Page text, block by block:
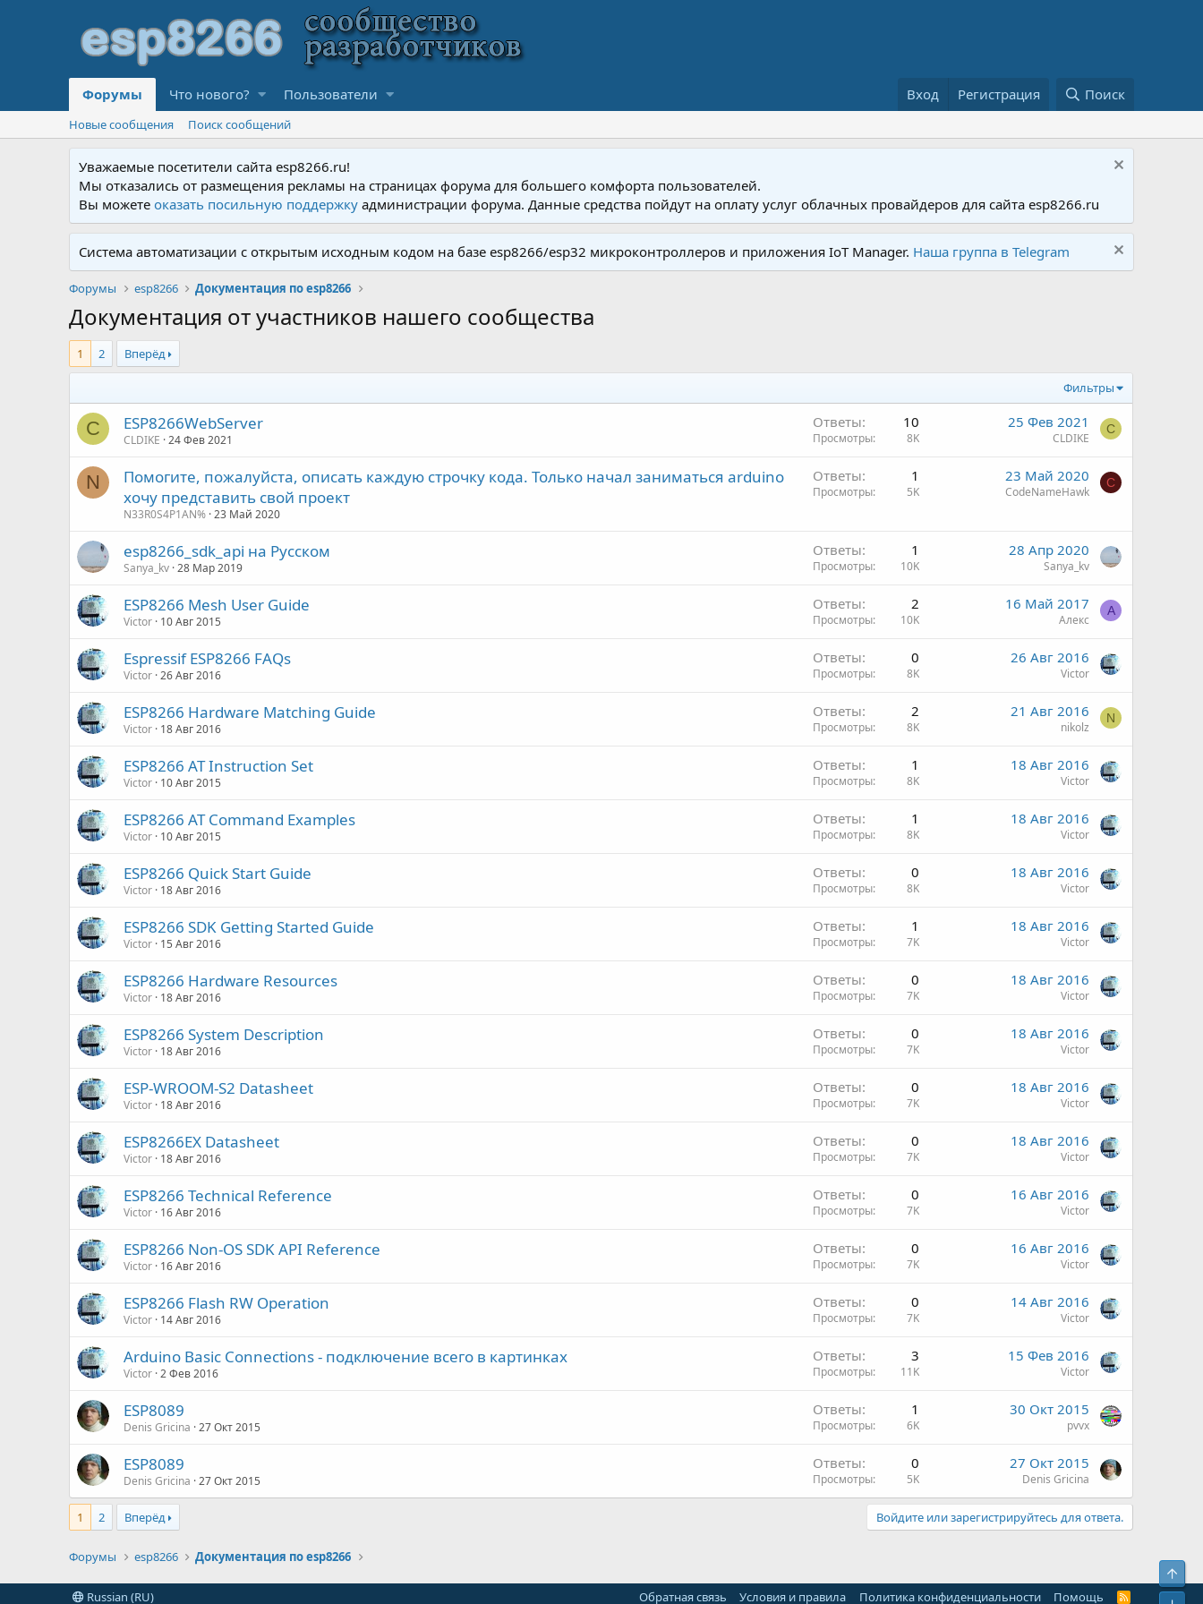
Форумы Что нового? Пользователи Вход Регистрация Поиск
Новые сообщения Поиск сообщений
Уважаемые посетители сайта esp8266.ru!
Мы отказались от размещения рекламы на страницах форума для большего комфорта пользователей.
Вы можетеоказать посильную поддержку администрации форума. Данные средства пойдут на оплату услуг облачных провайдеров для сайта esp8266.ru
Система автоматизации с открытым исходным кодом на базе esp8266/esp32 микроконтроллеров и приложения IoT Manager. Наша группа в Telegram
Форумы esp8266 Документация по esp8266
Документация от участников нашего сообщества
1 2 Вперёд
Фильтры
C ESP8266WebServer
CLDIKE 24 Фев 2021
Ответы 10
Просмотры 8K
25 Фев 2021
CLDIKE
C
N
Помогите, пожалуйста, описать каждую строчку кода. Только начал заниматься arduino
хочу представить свой проект
N33R0S4P1AN% 23 Май 2020
Ответы 1
Просмотры 5K
23 Май 2020
CodeNameHawk
C
esp8266_sdk_api на Русском
Sanya_kv 28 Мар 2019
Ответы 1
Просмотры 10K
28 Апр 2020
Sanya_kv
ESP8266 Mesh User Guide
Victor 10 Авг 2015
Ответы 2
Просмотры 10K
16 Май 2017
Алекс
А
Espressif ESP8266 FAQs
Victor 26 Авг 2016
Ответы 0
Просмотры 8K
26 Авг 2016
Victor
ESP8266 Hardware Matching Guide
Victor 18 Авг 2016
Ответы 2
Просмотры 8K
21 Авг 2016
nikolz
N
ESP8266 AT Instruction Set
Victor 10 Авг 2015
Ответы 1
Просмотры 8K
18 Авг 2016
Victor
ESP8266 AT Command Examples
Victor 10 Авг 2015
Ответы 1
Просмотры 8K
18 Авг 2016
Victor
ESP8266 Quick Start Guide
Victor 18 Авг 2016
Ответы 0
Просмотры 8K
18 Авг 2016
Victor
ESP8266 SDK Getting Started Guide
Victor 15 Авг 2016
Ответы 1
Просмотры 7K
18 Авг 2016
Victor
ESP8266 Hardware Resources
Victor 18 Авг 2016
Ответы 0
Просмотры 7K
18 Авг 2016
Victor
ESP8266 System Description
Victor 18 Авг 2016
Ответы 0
Просмотры 7K
18 Авг 2016
Victor
ESP-WROOM-S2 Datasheet
Victor 18 Авг 2016
Ответы 0
Просмотры 7K
18 Авг 2016
Victor
ESP8266EX Datasheet
Victor 18 Авг 2016
Ответы 0
Просмотры 7K
18 Авг 2016
Victor
ESP8266 Technical Reference
Victor 16 Авг 2016
Ответы 0
Просмотры 7K
16 Авг 2016
Victor
ESP8266 Non-OS SDK API Reference
Victor 16 Авг 2016
Ответы 0
Просмотры 7K
16 Авг 2016
Victor
ESP8266 Flash RW Operation
Victor 14 Авг 2016
Ответы 0
Просмотры 7K
14 Авг 2016
Victor
Arduino Basic Connections - подключение всего в картинках
Victor 2 Фев 2016
Ответы 3
Просмотры 11K
15 Фев 2016
Victor
ESP8089
Denis Gricina 27 Окт 2015
Ответы 1
Просмотры 6K
30 Окт 2015
pvvx
ESP8089
Denis Gricina 27 Окт 2015
Ответы 0
Просмотры 5K
27 Окт 2015
Denis Gricina
1 2 Вперёд Войдите или зарегистрируйтесь для ответа.
Форумы esp8266 Документация по esp8266
Russian (RU) Обратная связь Условия и правила Политика конфиденциальности Помощь
R